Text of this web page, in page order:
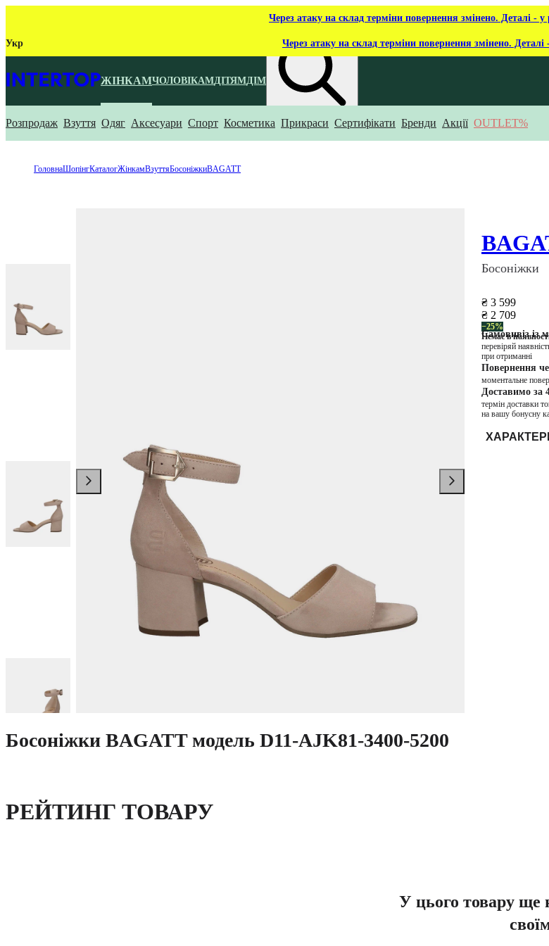
Через атаку на склад терміни повернення змінено. Деталі - у
Укр Через атаку на склад терміни повернення змінено. Деталі
ЖІНКАМЧОЛОВІКАМДІТЯМДІМ
Що ти шукаєш?
Розпродаж Взуття Одяг Аксесуари Спорт Косметика Прикраси Сертифікати Бренди Акції OUTLET%
ГоловнаШопінгКаталогЖінкамВзуттяБосоніжкиBAGATT
Босоніжки
₴ 3 599
₴ 2 709
−25%
Немає в
Самовивіз із
перевіряй
при отриманні
Повернення
моментальне
Доставимо за
термін доставки
на вашу бонусну
Босоніжки BAGATT модель D11-AJK81-3400-5200
РЕЙТИНГ ТОВАРУ
У цього товару ще